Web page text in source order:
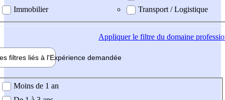
Immobilier
Transport / Logistique
Appliquerle filtre du domaine
filtres liés à l'Expérience demandée
demandée
Moins de 1 an